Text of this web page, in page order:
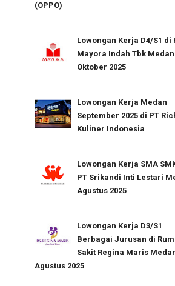
(OPPO)
Lowongan Kerja D4/S1 di
Mayora Indah Tbk Medan
Oktober 2025
Lowongan Kerja Medan
September 2025 di PT
Kuliner Indonesia
Lowongan Kerja SMA
PT Srikandi Inti Lestari
Agustus 2025
Lowongan Kerja D3/S1
Berbagai Jurusan di
Sakit Regina Maris
Agustus 2025